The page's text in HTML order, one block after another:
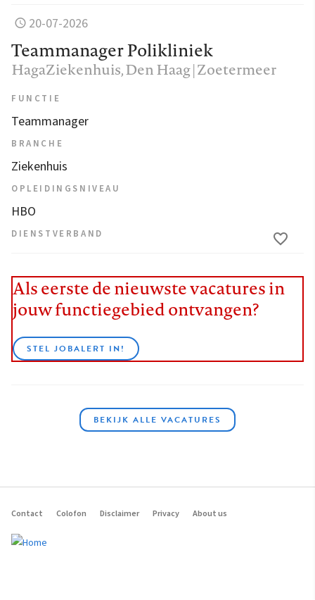
20-07-2026
Teammanager Polikliniek
HagaZiekenhuis, Den Haag | Zoetermeer
FUNCTIE
Teammanager
BRANCHE
Ziekenhuis
OPLEIDINGSNIVEAU
HBO
DIENSTVERBAND
Als eerste de nieuwste vacatures in
jouw functiegebied ontvangen?
STEL JOBALERT IN!
BEKIJK ALLE VACATURES
Footer
navigation
Contact Colofon Disclaimer Privacy About us